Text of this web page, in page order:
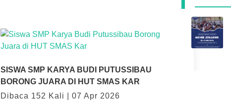
SISWA SMP KARYA BUDI PUTUSSIBAU
BORONG JUARA DI HUT SMAS KAR
Dibaca 152 Kali | 07 Apr 2026
Kapuas Hulu Tinjau Rencana
Peningkatan Infrastruktur Sekolah
28-07-2026 pukul 12:18